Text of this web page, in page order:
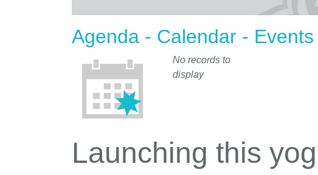
Agenda - Calendar - Events
No records to
display
Launching this